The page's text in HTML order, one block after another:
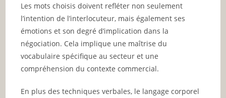
Les mots choisis doivent refléter non seulement
l’intention de l’interlocuteur, mais également ses
émotions et son degré d’implication dans la
négociation. Cela implique une maîtrise du
vocabulaire spécifique au secteur et une
compréhension du contexte commercial.
En plus des techniques verbales, le langage corporel